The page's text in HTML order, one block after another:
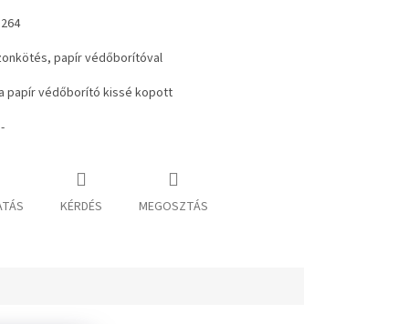
papír védőborítóval
papír védőborító kissé kopott
KÉRDÉS MEGOSZTÁS